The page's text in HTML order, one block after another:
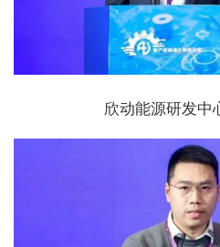
欣动能源研发中